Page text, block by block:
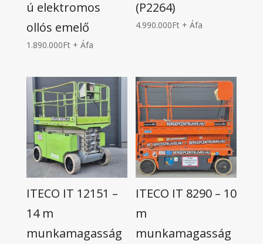
ú elektromos
ollós emelő
1.890.000Ft + Áfa
(P2264)
4.990.000Ft + Áfa
ITECO IT 12151 –
14 m
munkamagasság
ITECO IT 8290 – 10
m
munkamagasság